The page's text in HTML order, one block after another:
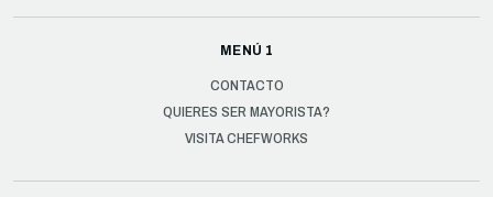
MENÚ 1
CONTACTO
QUIERES SER MAYORISTA?
VISITA CHEFWORKS